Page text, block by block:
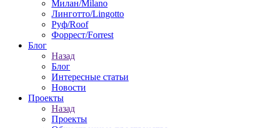
Милан/Milano
Линготто/Lingotto
Руф/Roof
Форрест/Forrest
Блог
Назад
Блог
Интересные статьи
Новости
Проекты
Назад
Проекты